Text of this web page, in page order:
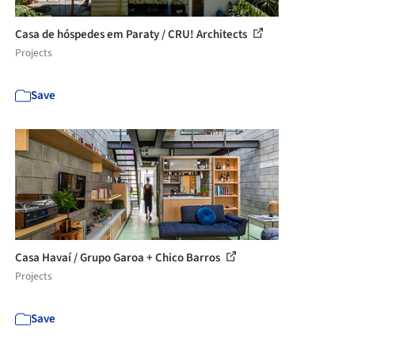
Casa de hóspedes em Paraty / CRU! Architects
Projects
Save
Casa Havaí / Grupo Garoa + Chico Barros
Projects
Save